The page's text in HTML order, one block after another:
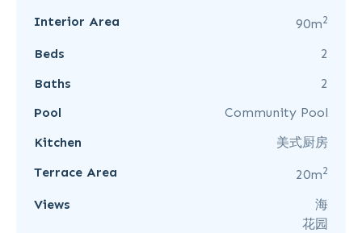
Interior Area
90m2
Beds
2
Baths
2
Pool
Community Pool
Kitchen
美式厨房
Terrace Area
20m2
Views
海
花园